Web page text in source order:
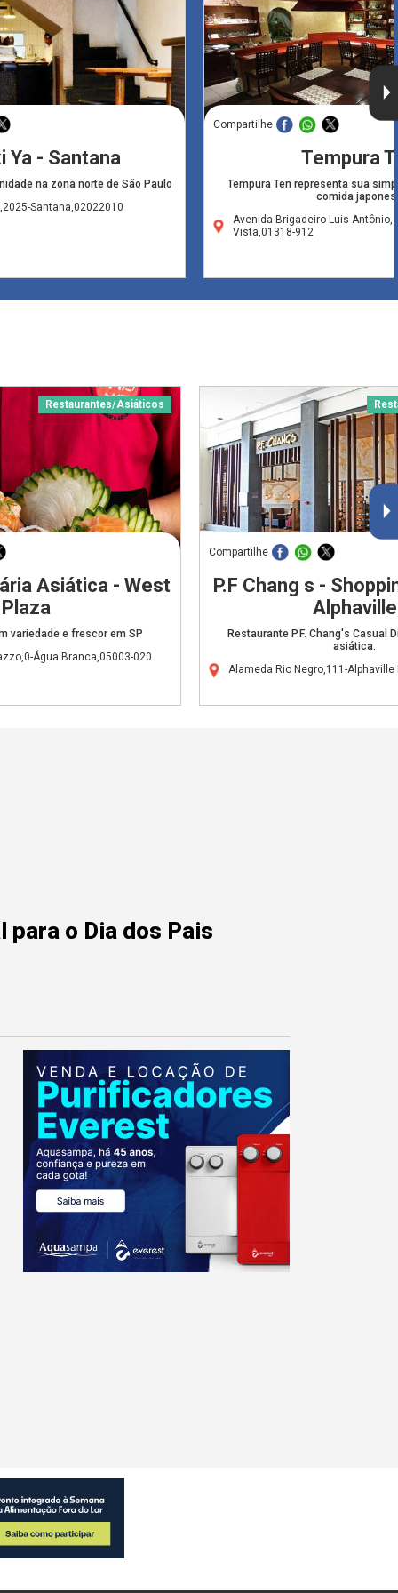
Ya - Santana
na zona norte de São Paulo
Santana,02022010
Compartilhe
Tempura
Tempura Ten representa sua
comida
Avenida Brigadeiro Luis
Vista,01318-912
Restaurantes/Asiáticos
Asiática - West
Plaza
variedade e frescor em SP
Água Branca,05003-020
Compartilhe
P.F Chang s -
Alphaville
Restaurante P.F. Chang's Casual
asiática.
Alameda Rio Negro,111-
o Dia dos Pais